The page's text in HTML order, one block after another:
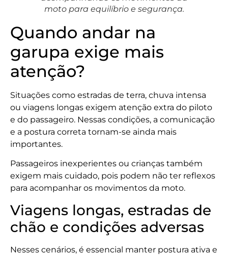
moto para equilíbrio e segurança.
Quando andar na
garupa exige mais
atenção?
Situações como estradas de terra, chuva intensa
ou viagens longas exigem atenção extra do piloto
e do passageiro. Nessas condições, a comunicação
e a postura correta tornam-se ainda mais
importantes.
Passageiros inexperientes ou crianças também
exigem mais cuidado, pois podem não ter reflexos
para acompanhar os movimentos da moto.
Viagens longas, estradas de
chão e condições adversas
Nesses cenários, é essencial manter postura ativa e